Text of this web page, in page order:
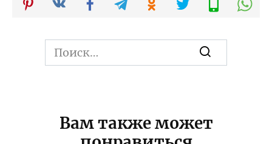
Search
for:
Вам также может